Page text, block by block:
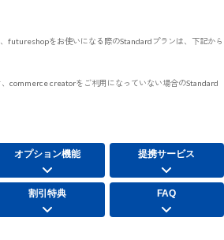
futureshopをお使いになる際のStandardプランは、下記から
commerce creatorをご利用になっていない場合のStandard
オプション機能 提携サービス
割引特典 FAQ